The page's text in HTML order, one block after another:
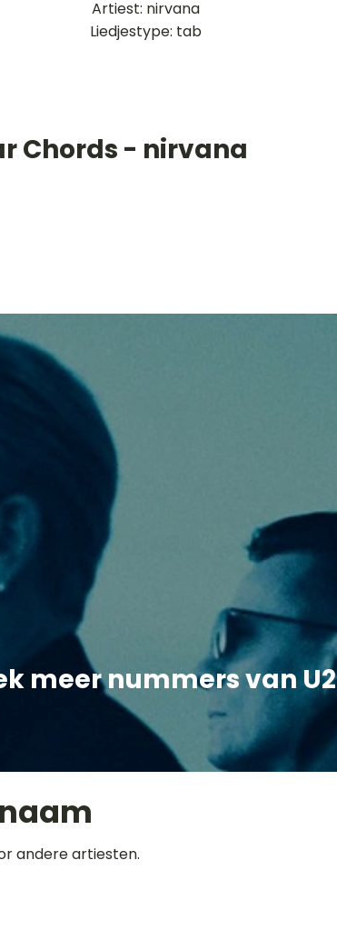
Artiest: nirvana
Liedjestype: tab
Chords - nirvana
meer nummers van U2
andere artiesten.